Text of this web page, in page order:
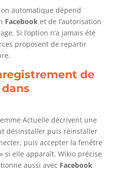
automatique dépend
Facebooket de l’autorisation
Si l’option n’a jamais été
proposent de repartir
de
Actuelle décrivent une
désinstaller puis réinstaller
puis accepter la fenêtre
si elle apparaît. Wikio précise
aussi avec Facebook